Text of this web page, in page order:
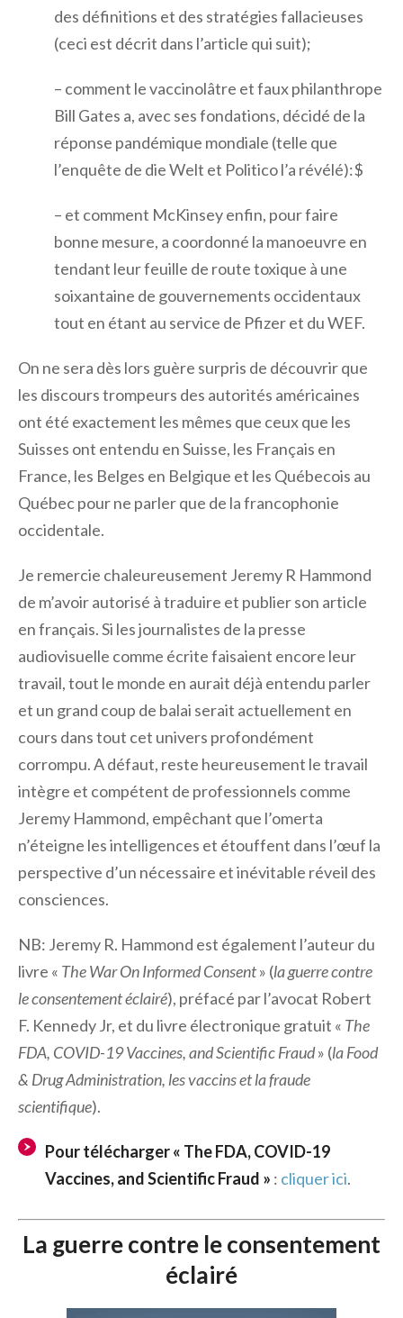
des définitions et des stratégies fallacieuses
(ceci est décrit dans l’article qui suit);
– comment le vaccinolâtre et faux philanthrope
Bill Gates a, avec ses fondations, décidé de la
réponse pandémique mondiale (telle que
l’enquête de die Welt et Politico l’a révélé):$
– et comment McKinsey enfin, pour faire
bonne mesure, a coordonné la manoeuvre en
tendant leur feuille de route toxique à une
soixantaine de gouvernements occidentaux
tout en étant au service de Pfizer et du WEF.
On ne sera dès lors guère surpris de découvrir que
les discours trompeurs des autorités américaines
ont été exactement les mêmes que ceux que les
Suisses ont entendu en Suisse, les Français en
France, les Belges en Belgique et les Québecois au
Québec pour ne parler que de la francophonie
occidentale.
Je remercie chaleureusement Jeremy R Hammond
de m’avoir autorisé à traduire et publier son article
en français. Si les journalistes de la presse
audiovisuelle comme écrite faisaient encore leur
travail, tout le monde en aurait déjà entendu parler
et un grand coup de balai serait actuellement en
cours dans tout cet univers profondément
corrompu. A défaut, reste heureusement le travail
intègre et compétent de professionnels comme
Jeremy Hammond, empêchant que l’omerta
n’éteigne les intelligences et étouffent dans l’œuf la
perspective d’un nécessaire et inévitable réveil des
consciences.
NB: Jeremy R. Hammond est également l’auteur du
livre « The War On Informed Consent» (la guerre contre
le consentement éclairé), préfacé par l’avocat Robert
F. Kennedy Jr, et du livre électronique gratuit « The
FDA, COVID-19 Vaccines, and Scientific Fraud» (la Food
& Drug Administration, les vaccins et la fraude
scientifique).
Pour télécharger « The FDA, COVID-19
Vaccines, and Scientific Fraud » : cliquer ici.
La guerre contre le consentement
éclairé